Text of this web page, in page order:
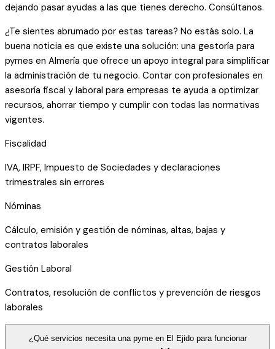
dejando pasar ayudas a las que tienes derecho. Consúltanos.
¿Te sientes abrumado por estas tareas? No estás solo. La
buena noticia es que existe una solución: una gestoría para
pymes en Almería que ofrece un apoyo integral para simplificar
la administración de tu negocio. Contar con profesionales en
asesoría fiscal y laboral para empresas te ayuda a optimizar
recursos, ahorrar tiempo y cumplir con todas las normativas
vigentes.
Fiscalidad
IVA, IRPF, Impuesto de Sociedades y declaraciones
trimestrales sin errores
Nóminas
Cálculo, emisión y gestión de nóminas, altas, bajas y
contratos laborales
Gestión Laboral
Contratos, resolución de conflictos y prevención de riesgos
laborales
¿Qué servicios necesita una pyme en El Ejido para funcionar